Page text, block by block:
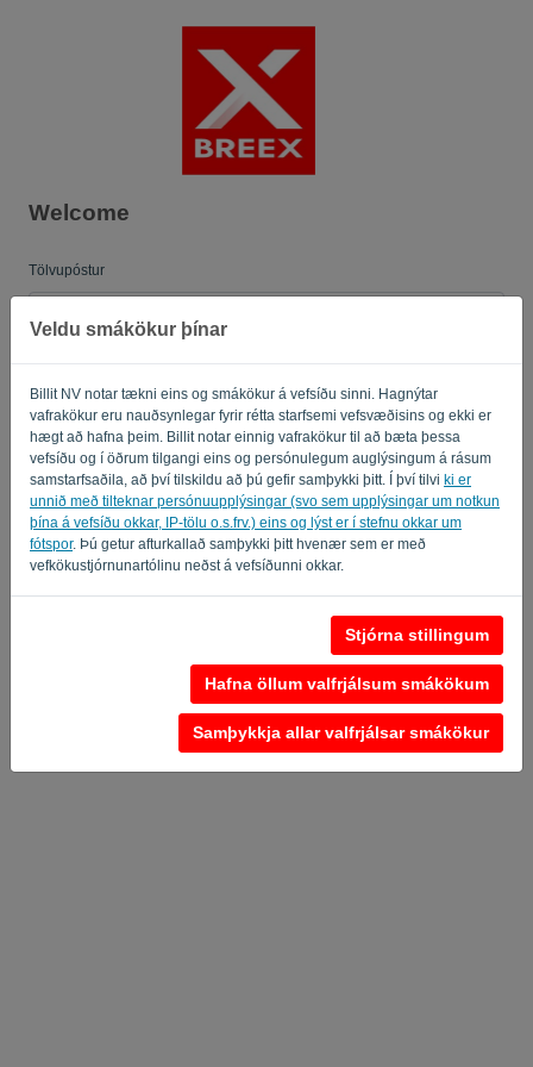
Veldu smákökur þínar
Billit NV notar tækni eins og smákökur á vefsíðu sinni. Hagnýtar
vafrakökur eru nauðsynlegar fyrir rétta starfsemi vefsvæðisins og ekki er
hægt að hafna þeim. Billit notar einnig vafrakökur til að bæta þessa
vefsíðu og í öðrum tilgangi eins og persónulegum auglýsingum á rásum
samstarfsaðila, að því tilskildu að þú gefir samþykki þitt. Í því tilvi ki er
unnið með tilteknar persónuupplýsingar (svo sem upplýsingar um notkun
þína á vefsíðu okkar, IP-tölu o.s.frv.) eins og lýst er í stefnu okkar um
fótspor. Þú getur afturkallað samþykki þitt hvenær sem er með
vefkökustjórnunartólinu neðst á vefsíðunni okkar.
Stjórna stillingum
Hafna öllum valfrjálsum smákökum
Samþykkja allar valfrjálsar smákökur
Welcome
Tölvupóstur
Muna eftir mér Gleymt lykilorð?
SKRÁÐU ÞIG INN